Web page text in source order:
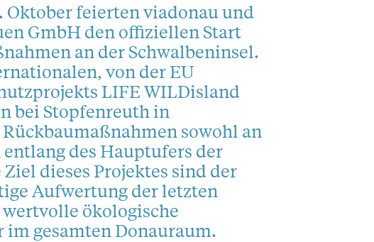
Oktober feierten viadonau und
GmbH den offiziellen Start
an der Schwalbeninsel.
von der EU
LIFE WILDisland
bei Stopfenreuth in
sowohl an
des Hauptufers der
dieses Projektes sind der
Aufwertung der letzten
ökologische
gesamten Donauraum.